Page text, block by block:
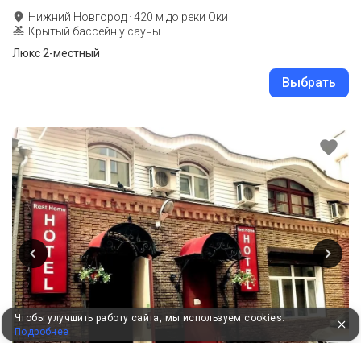
Нижний Новгород ·420 м до реки Оки
Крытый бассейн у сауны
Люкс 2-местный
Выбрать
Чтобы улучшить работу сайта, мы используем cookies.
Подробнее